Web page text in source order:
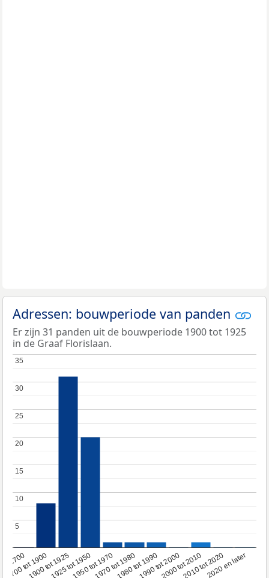
Adressen: bouwperiode van panden
Er zijn 31 panden uit de bouwperiode 1900 tot 1925
in de Graaf Florislaan.
1700
1700 tot 1900
1900 tot 19251925 tot 19501950 tot 19701970 tot 19801980 tot 19901990 tot 20002000 tot 20102010 tot 20202020 en later
5
5
10
10
15
15
20
20
25
25
30
30
35
35